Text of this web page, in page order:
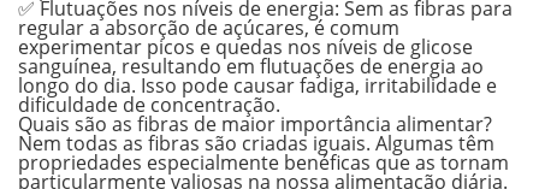
✅ Flutuações nos níveis de energia: Sem as fibras para
regular a absorção de açúcares, é comum
experimentar picos e quedas nos níveis de glicose
sanguínea, resultando em flutuações de energia ao
longo do dia. Isso pode causar fadiga, irritabilidade e
dificuldade de concentração.
Quais são as fibras de maior importância alimentar?
Nem todas as fibras são criadas iguais. Algumas têm
propriedades especialmente benéficas que as tornam
particularmente valiosas na nossa alimentação diária.